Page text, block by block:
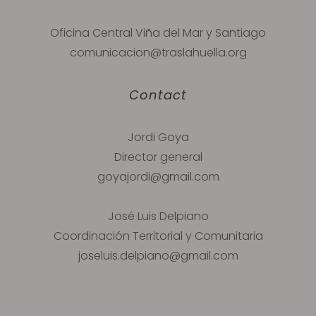
Oficina Central Viña del Mar y Santiago
comunicacion@traslahuella.org
Contact
Jordi Goya
Director general
goyajordi@gmail.com
José Luis Delpiano
Coordinación Territorial y Comunitaria
joseluis.delpiano@gmail.com